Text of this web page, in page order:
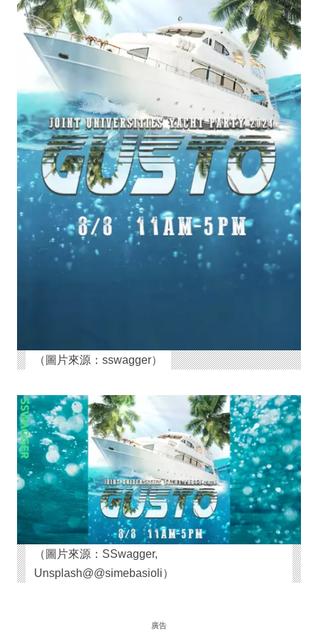
（圖片來源：sswagger）
（圖片來源：SSwagger,
Unsplash@@simebasioli）
廣告